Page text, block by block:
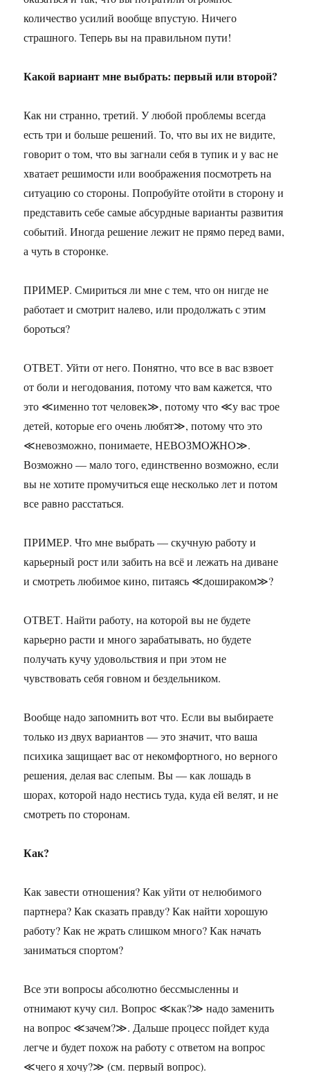
количество усилий вообще впустую. Ничего
страшного. Теперь вы на правильном пути!
Какой вариант мне выбрать: первый или второй?
Как ни странно, третий. У любой проблемы всегда
есть три и больше решений. То, что вы их не видите,
говорит о том, что вы загнали себя в тупик и у вас не
хватает решимости или воображения посмотреть на
ситуацию со стороны. Попробуйте отойти в сторону и
представить себе самые абсурдные варианты развития
событий. Иногда решение лежит не прямо перед вами,
а чуть в сторонке.
ПРИМЕР. Смириться ли мне с тем, что он нигде не
работает и смотрит налево, или продолжать с этим
бороться?
ОТВЕТ. Уйти от него. Понятно, что все в вас взвоет
от боли и негодования, потому что вам кажется, что
это ≪именно тот человек≫, потому что ≪у вас трое
детей, которые его очень любят≫, потому что это
≪невозможно, понимаете, НЕВОЗМОЖНО≫.
Возможно — мало того, единственно возможно, если
вы не хотите промучиться еще несколько лет и потом
все равно расстаться.
ПРИМЕР. Что мне выбрать — скучную работу и
карьерный рост или забить на всё и лежать на диване
и смотреть любимое кино, питаясь ≪дошираком≫?
ОТВЕТ. Найти работу, на которой вы не будете
карьерно расти и много зарабатывать, но будете
получать кучу удовольствия и при этом не
чувствовать себя говном и бездельником.
Вообще надо запомнить вот что. Если вы выбираете
только из двух вариантов — это значит, что ваша
психика защищает вас от некомфортного, но верного
решения, делая вас слепым. Вы — как лошадь в
шорах, которой надо нестись туда, куда ей велят, и не
смотреть по сторонам.
Как?
Как завести отношения? Как уйти от нелюбимого
партнера? Как сказать правду? Как найти хорошую
работу? Как не жрать слишком много? Как начать
заниматься спортом?
Все эти вопросы абсолютно бессмысленны и
отнимают кучу сил. Вопрос ≪как?≫ надо заменить
на вопрос ≪зачем?≫. Дальше процесс пойдет куда
легче и будет похож на работу с ответом на вопрос
≪чего я хочу?≫ (см. первый вопрос).